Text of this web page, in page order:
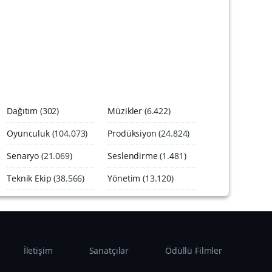
Dağıtım (302) Müzikler (6.422)
Oyunculuk(104.073) Prodüksiyon (24.824)
Senaryo (21.069) Seslendirme(1.481)
Teknik Ekip (38.566) Yönetim (13.120)
İletişim Sanatçılar Ödüllü Filmler